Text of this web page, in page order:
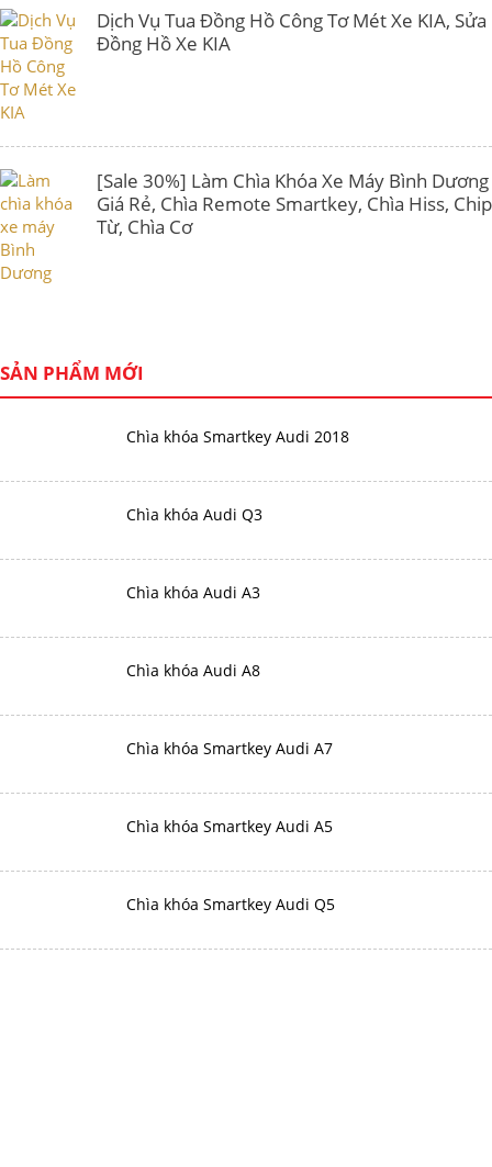
Dịch Vụ Tua Đồng Hồ Công Tơ Mét Xe KIA, Sửa
Đồng Hồ Xe KIA
[Sale 30%] Làm Chìa Khóa Xe Máy Bình Dương
Giá Rẻ, Chìa Remote Smartkey, Chìa Hiss, Chip
Từ, Chìa Cơ
SẢN PHẨM MỚI
Chìa khóa Smartkey Audi 2018
Chìa khóa Audi Q3
Chìa khóa Audi A3
Chìa khóa Audi A8
Chìa khóa Smartkey Audi A7
Chìa khóa Smartkey Audi A5
Chìa khóa Smartkey Audi Q5